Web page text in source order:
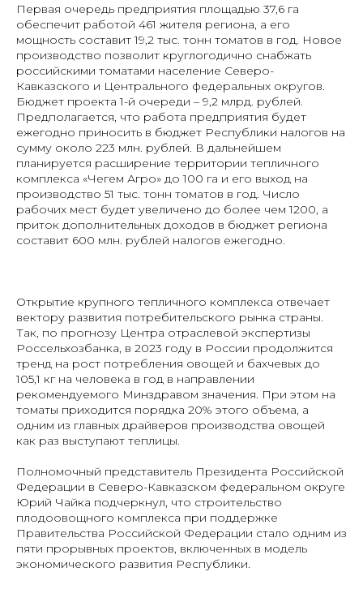
Первая очередь предприятия площадью 37,6 га
обеспечит работой 461 жителя региона, а его
мощность составит 19,2 тыс. тонн томатов в год. Новое
производство позволит круглогодично снабжать
российскими томатами население Северо-
Кавказского и Центрального федеральных округов.
Бюджет проекта 1-й очереди – 9,2 млрд. рублей.
Предполагается, что работа предприятия будет
ежегодно приносить в бюджет Республики налогов на
сумму около 223 млн. рублей. В дальнейшем
планируется расширение территории тепличного
комплекса «Чегем Агро» до 100 га и его выход на
производство 51 тыс. тонн томатов в год. Число
рабочих мест будет увеличено до более чем 1200, а
приток дополнительных доходов в бюджет региона
составит 600 млн. рублей налогов ежегодно.
Открытие крупного тепличного комплекса отвечает
вектору развития потребительского рынка страны.
Так, по прогнозу Центра отраслевой экспертизы
Россельхозбанка, в 2023 году в России продолжится
тренд на рост потребления овощей и бахчевых до
105,1 кг на человека в год в направлении
рекомендуемого Минздравом значения. При этом на
томаты приходится порядка 20% этого объема, а
одним из главных драйверов производства овощей
как раз выступают теплицы.
Полномочный представитель Президента Российской
Федерации в Северо-Кавказском федеральном округе
Юрий Чайка подчеркнул, что строительство
плодоовощного комплекса при поддержке
Правительства Российской Федерации стало одним из
пяти прорывных проектов, включенных в модель
экономического развития Республики.